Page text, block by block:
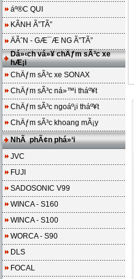
áº®C QUI
KÃNH Ã”TÃ”
ÄÃˆN - GÆ¯Æ NG Ã”TÃ”
Dá»‹ch vá»¥ chÄƒm sÃ³c xe
hÆ¡i
ChÄƒm sÃ³c xe SONAX
ChÄƒm sÃ³c ná»™i tháº¥t
ChÄƒm sÃ³c ngoáº¡i tháº¥t
ChÄƒm sÃ³c khoang mÃ¡y
NhÃ phÃ¢n phá»‘i
JVC
FUJI
SADOSONIC V99
WINCA - S160
WINCA - S100
WORCA - S90
DLS
FOCAL